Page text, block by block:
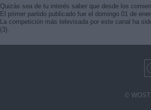
Quizás sea de tu interés saber que desde los
El primer partido publicado fue el domingo 01 de
La competición más televisada por este canal ha
(3).
©